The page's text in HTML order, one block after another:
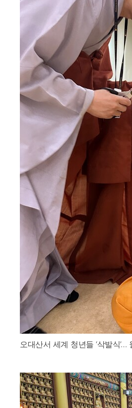
오대산서 세계 청년들 ‘삭발식